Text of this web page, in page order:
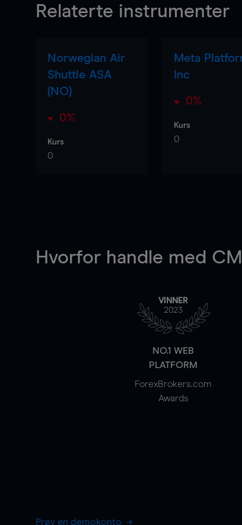
Relaterte instrumenter
Norwegian Air
Shuttle ASA
(NO)
0%
Kurs
0
Meta
Inc
0%
Kurs
0
Hvorfor handle med
VINNER
2023
NO.1 WEB
PLATFORM
ForexBrokers.com
Awards
Prøv en demokonto